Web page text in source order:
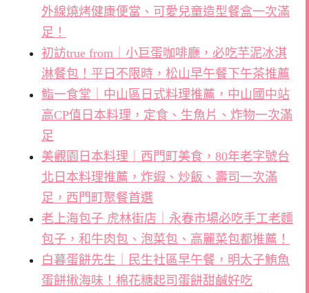
外線燒烤健康便當、可愛兒童造型餐盒一次滿
足！
初訪true from｜小巨蛋咖啡廳，必吃芋泥冰淇
淋餐包！平日不限時，松山早午餐下午茶推薦
鮨一食堂｜中山區日式料理推薦，中山國中站
高CP值日本料理，定食、生魚片、炸物一次滿
足
美觀園日本料理｜西門町美食，80年老字號台
北日本料理推薦，炸蝦、炒飯、壽司一次滿
足，西門町聚餐首選
老上海包子 虎林街店｜永春市場必吃手工老麵
包子，和牛肉包、泡菜包、高麗菜包都推薦！
白暮蛋餅先生｜民生社區早午餐，明太子鮪魚
蛋餅揪海味！棉花糖起司蛋餅甜鹹好吃